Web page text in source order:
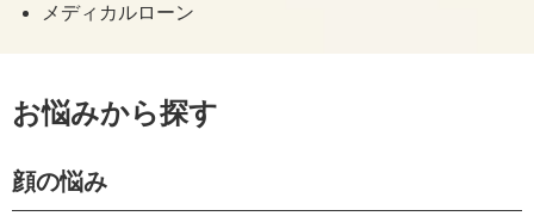
メディカルローン
お悩みから探す
顔の悩み